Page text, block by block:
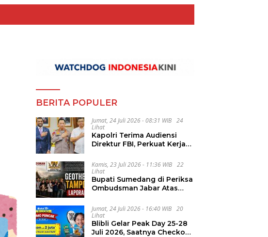
BERITA POPULER
Jumat, 24 Juli 2026 - 08:31 WIB
24
Lihat
Kapolri Terima Audiensi
Direktur FBI, Perkuat Kerja
Kejahatan Transnasional
Kamis, 23 Juli 2026 - 11:36 WIB
22
Lihat
Bupati Sumedang di Periksa
Ombudsman Jabar Atas
Pelelangan Geothermal
Tampomas
Jumat, 24 Juli 2026 - 16:40 WIB
20
Lihat
Blibli Gelar Peak Day 25-28
Juli 2026, Saatnya Checkout